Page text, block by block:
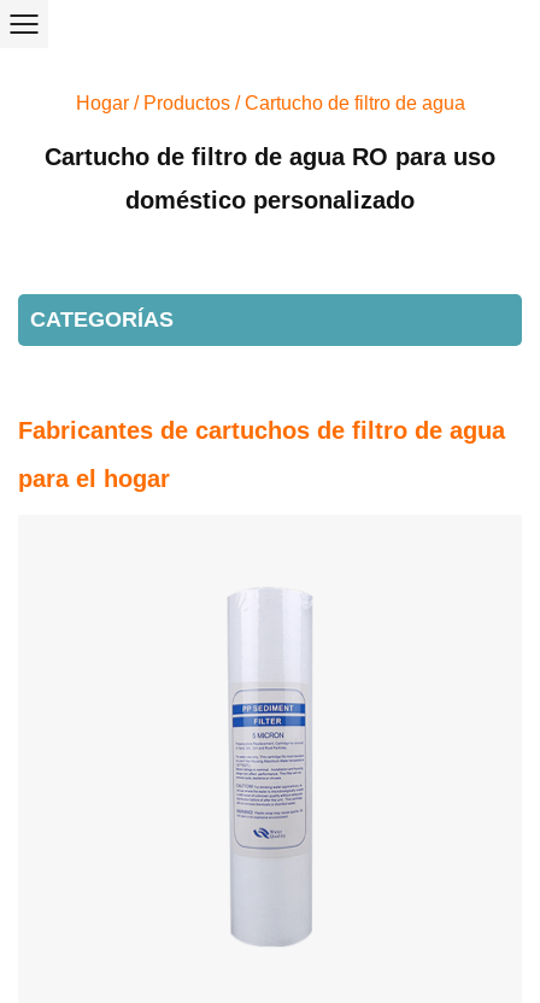
Hogar/ Productos/Cartucho de filtro de agua
Cartucho de filtro de agua RO para uso
doméstico personalizado
CATEGORÍAS
Fabricantes de cartuchos de filtro de agua
para el hogar